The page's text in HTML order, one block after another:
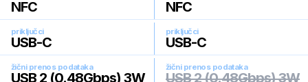
NFC
NFC
priključci
USB-C
priključci
USB-C
žični prenos podataka
USB 2 (0.48Gbps) 3W
žični prenos podataka
USB 2 (0.48Gbps) 3W